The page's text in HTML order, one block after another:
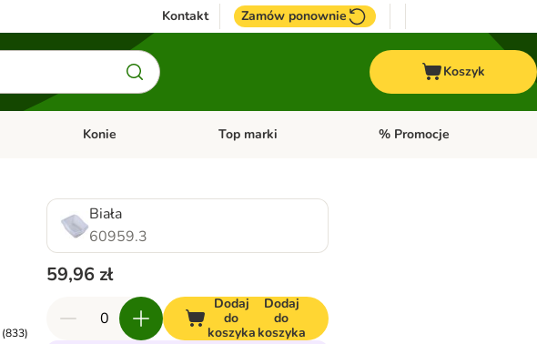
Kontakt Zamów ponownie
Koszyk
kategorii: AkwarystykaOtwórz menu kategorii: Ptaki
Konie Otwórz menu kategorii: Konie
Top marki Otwórz menu kategorii: Top
% Promocje
(833)
Biała
60959.3
59,96 zł
Dodaj
do
koszyka
Dodaj
do
koszyka